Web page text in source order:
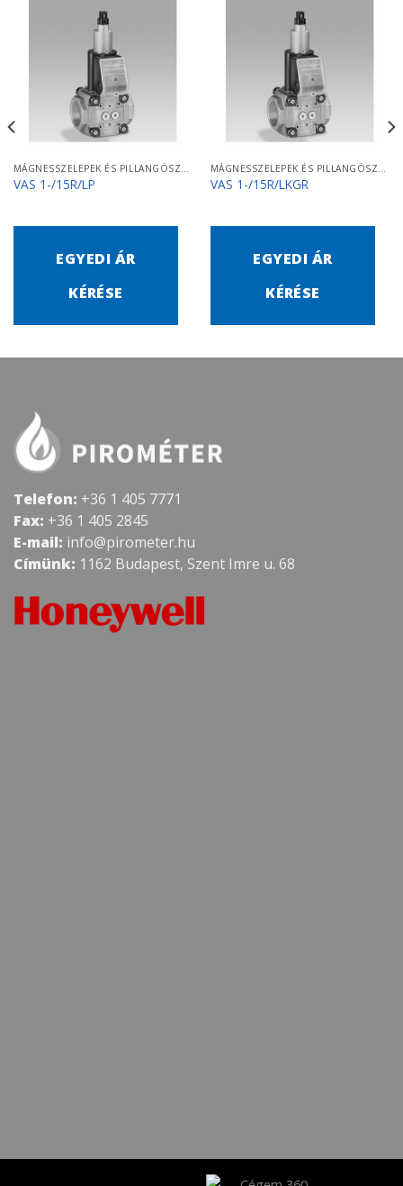
VAS 1-/15R/LP
EGYEDI ÁR
KÉRÉSE
VAS 1-/15R/LKGR
EGYEDI ÁR
KÉRÉSE
Telefon: +36 1 405 7771
Fax: +36 1 405 2845
E-mail: info@pirometer.hu
Címünk: 1162 Budapest, Szent Imre u. 68